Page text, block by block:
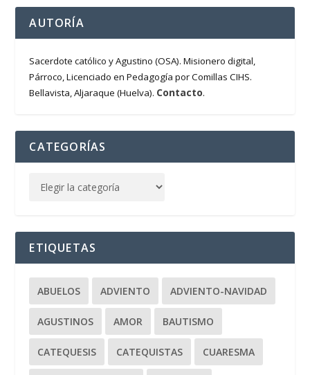
AUTORÍA
Sacerdote católico y Agustino (OSA). Misionero digital,
Párroco, Licenciado en Pedagogía por Comillas CIHS.
Bellavista, Aljaraque (Huelva). Contacto.
CATEGORÍAS
ETIQUETAS
ABUELOS ADVIENTO ADVIENTO-NAVIDAD
AGUSTINOS AMOR BAUTISMO
CATEQUESIS CATEQUISTAS CUARESMA